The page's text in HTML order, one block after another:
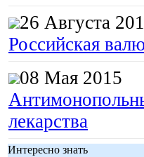
26 Августа
Российская
08 Мая 2015
лекарства
Интересно знать